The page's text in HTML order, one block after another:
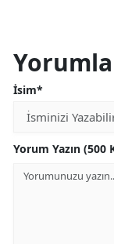
İsim*
Yorum Yazın (500